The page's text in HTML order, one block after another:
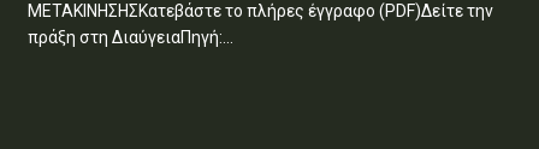
ΜΕΤΑΚΙΝΗΣΗΣΚατεβάστε το πλήρες έγγραφο (PDF)Δείτε την
πράξη στη ΔιαύγειαΠηγή:...